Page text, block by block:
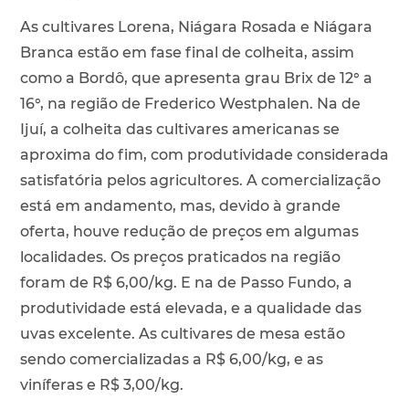
As cultivares Lorena, Niágara Rosada e Niágara
Branca estão em fase final de colheita, assim
como a Bordô, que apresenta grau Brix de 12° a
16°, na região de Frederico Westphalen. Na de
Ijuí, a colheita das cultivares americanas se
aproxima do fim, com produtividade considerada
satisfatória pelos agricultores. A comercialização
está em andamento, mas, devido à grande
oferta, houve redução de preços em algumas
localidades. Os preços praticados na região
foram de R$ 6,00/kg. E na de Passo Fundo, a
produtividade está elevada, e a qualidade das
uvas excelente. As cultivares de mesa estão
sendo comercializadas a R$ 6,00/kg, e as
viníferas e R$ 3,00/kg.